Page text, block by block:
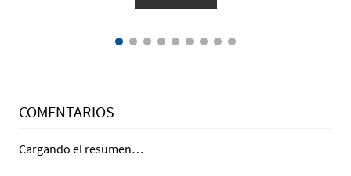
COMENTARIOS
Cargando el resumen…